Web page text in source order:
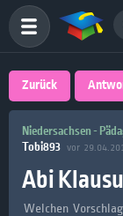
Zurück
Niedersachsen -
Tobi893 vor
Abi
Welchen